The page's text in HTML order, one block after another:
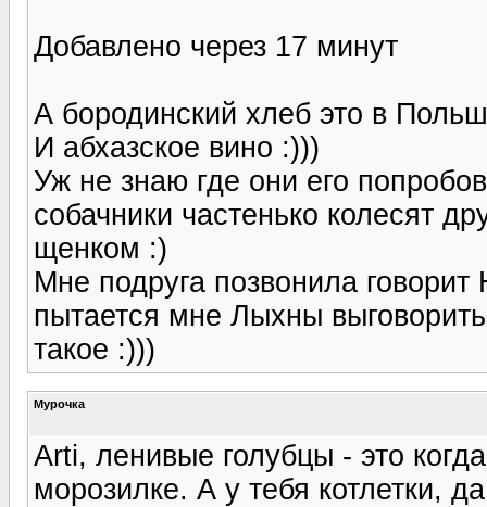
Добавлено через 17 минут
А бородинский хлеб это в
И абхазское вино :)))
Уж не знаю где они его
собачники частенько колесят
щенком :)
Мне подруга позвонила
пытается мне Лыхны
такое :)))
Мурочка
Arti, ленивые голубцы - это
морозилке. А у тебя котлетки,